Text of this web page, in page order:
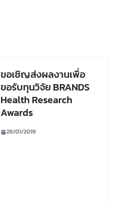
ขอเชิญส่งผลงานเพื่อ
ขอรับทุนวิจัย BRANDS
Health Research
Awards
28/01/2019